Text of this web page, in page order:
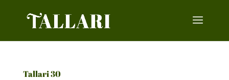
Tallari 30